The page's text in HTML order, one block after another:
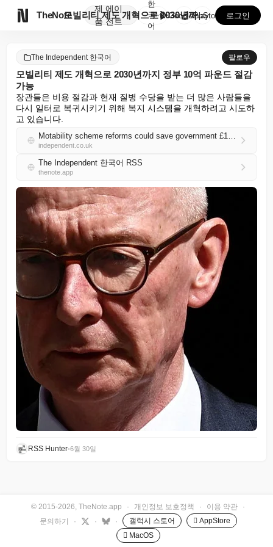
TheNote
제
품
에이
전트
모빌리티 제도 개혁으로 2030년까지 정부 10억 파운...
한
국
어
GooglePlay
AppStore 로그인
The Independent 한국어 팔로우
모빌리티 제도 개혁으로 2030년까지 정부 10억 파운드 절감
가능
장관들은 비용 절감과 현재 질병 수당을 받는 더 많은 사람들을
다시 일터로 복귀시키기 위해 복지 시스템을 개혁하려고 시도하
고 있습니다.
Motability scheme reforms could save government £1bn by 2030
independent.co.uk
The Independent 한국어 RSS
thenote.app
RSS Hunter•6월 30일
© 2015-2026, TheNote.app · 개인정보 보호정책 · 이용 약관
·
문의하기
· · · 갤럭시 스토어
 AppStore
 MacOS